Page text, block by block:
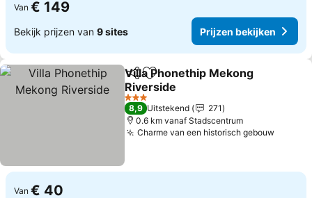
Van € 149
Bekijk prijzen van 9 sites Prijzen bekijken
DelenToevoegen aan favorieten
Villa Phonethip Mekong
Riverside
3 Sterren
8,9 Uitstekend
271
0.6 km vanaf Stadscentrum
Charme van een historisch gebouw
Van € 40